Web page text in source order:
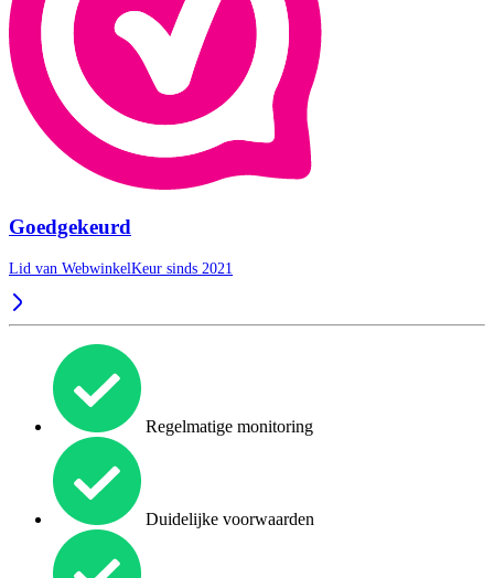
Goedgekeurd
Lid van WebwinkelKeur sinds 2021
Regelmatige monitoring
Duidelijke voorwaarden